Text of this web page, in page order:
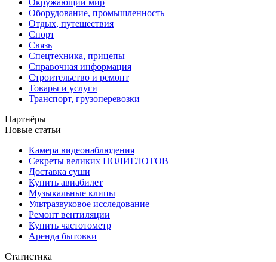
Окружающий мир
Оборудование, промышленность
Отдых, путешествия
Спорт
Связь
Спецтехника, прицепы
Справочная информация
Строительство и ремонт
Товары и услуги
Транспорт, грузоперевозки
Партнёры
Новые статьи
Камера видеонаблюдения
Секреты великих ПОЛИГЛОТОВ
Доставка суши
Купить авиабилет
Музыкальные клипы
Ультразвуковое исследование
Ремонт вентиляции
Купить частотометр
Аренда бытовки
Статистика